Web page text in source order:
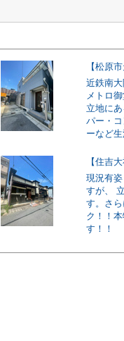
【松原
近鉄南
メトロ
立地に
パー・
ーなど
【住吉
現況有
すが、
す。さ
ク！！
す！！